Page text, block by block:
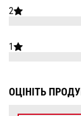
2
1
ОЦІНІТЬ